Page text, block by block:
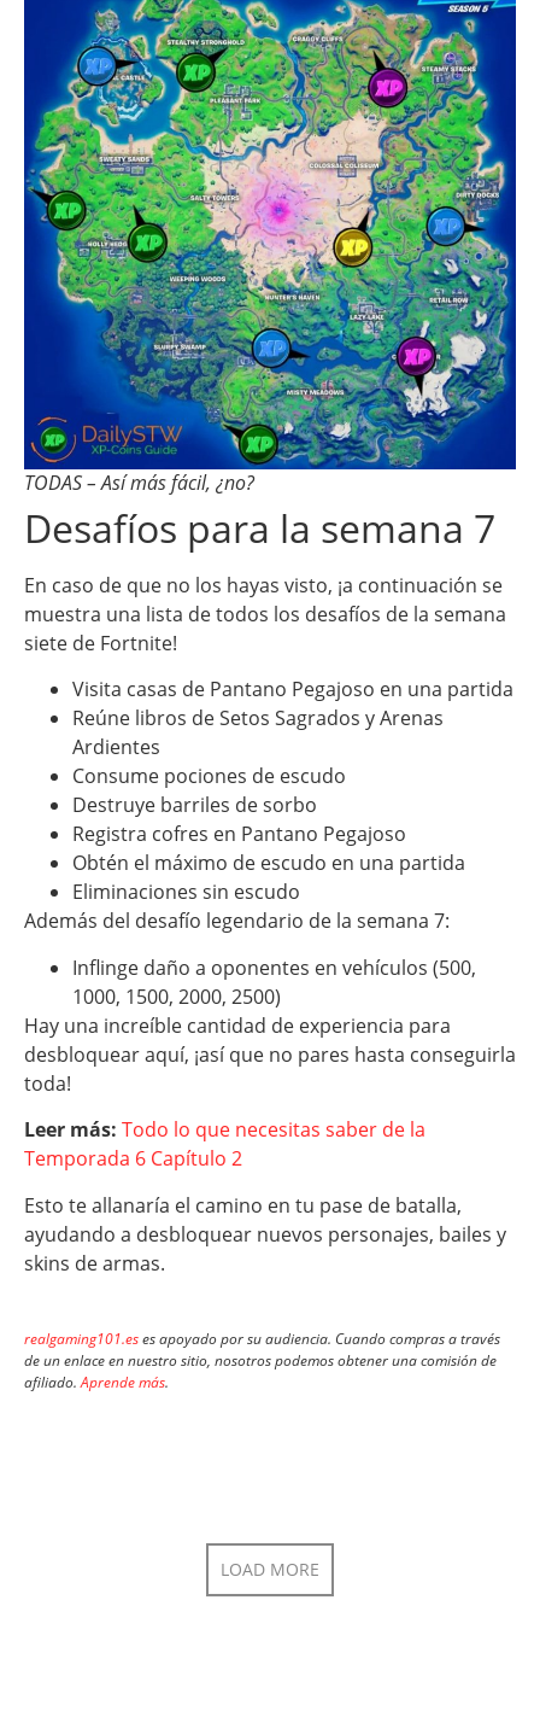
TODAS – Así más fácil, ¿no?
Desafíos para la semana 7
En caso de que no los hayas visto, ¡a continuación se
muestra una lista de todos los desafíos de la semana
siete de Fortnite!
Visita casas de Pantano Pegajoso en una partida
Reúne libros de Setos Sagrados y Arenas
Ardientes
Consume pociones de escudo
Destruye barriles de sorbo
Registra cofres en Pantano Pegajoso
Obtén el máximo de escudo en una partida
Eliminaciones sin escudo
Además del desafío legendario de la semana 7:
Inflinge daño a oponentes en vehículos (500,
1000, 1500, 2000, 2500)
Hay una increíble cantidad de experiencia para
desbloquear aquí, ¡así que no pares hasta conseguirla
toda!
Leer más: Todo lo que necesitas saber de la
Temporada 6 Capítulo 2
Esto te allanaría el camino en tu pase de batalla,
ayudando a desbloquear nuevos personajes, bailes y
skins de armas.
realgaming101.eses apoyado por su audiencia. Cuando compras a través
de un enlace en nuestro sitio, nosotros podemos obtener una comisión de
afiliado.Aprende más.
LOAD MORE